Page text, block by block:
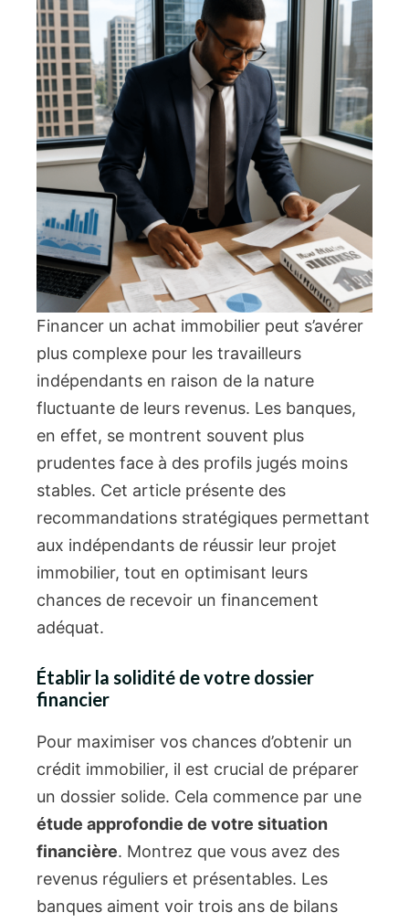
Financer un achat immobilier peut s’avérer
plus complexe pour les travailleurs
indépendants en raison de la nature
fluctuante de leurs revenus. Les banques,
en effet, se montrent souvent plus
prudentes face à des profils jugés moins
stables. Cet article présente des
recommandations stratégiques permettant
aux indépendants de réussir leur projet
immobilier, tout en optimisant leurs
chances de recevoir un financement
adéquat.
Établir la solidité de votre dossier
financier
Pour maximiser vos chances d’obtenir un
crédit immobilier, il est crucial de préparer
un dossier solide. Cela commence par une
étude approfondie de votre situation
financière. Montrez que vous avez des
revenus réguliers et présentables. Les
banques aiment voir trois ans de bilans